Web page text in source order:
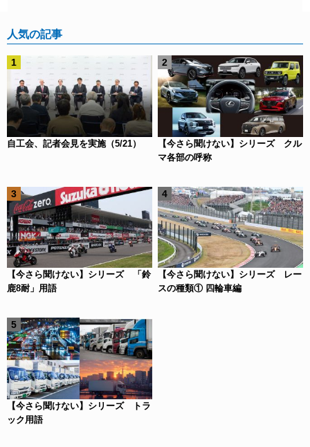
人気の記事
自工会、記者会見を実施（5/21）
【今さら聞けない】シリーズ クル
マ各部の呼称
【今さら聞けない】シリーズ 「鈴
鹿8耐」用語
【今さら聞けない】シリーズ レー
スの種類① 四輪車編
【今さら聞けない】シリーズ トラ
ック用語